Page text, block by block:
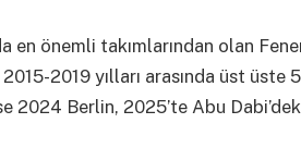
en önemli takımlarından olan
2019 yılları arasında üst üste
2024 Berlin, 2025’te Abu